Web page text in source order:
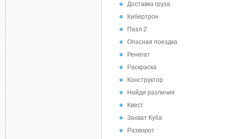
Доставка груза
Кибертрон
Пазл 2
Опасная поездка
Ренегат
Раскраска
Конструктор
Найди различия
Квест
Захват Куба
Разворот